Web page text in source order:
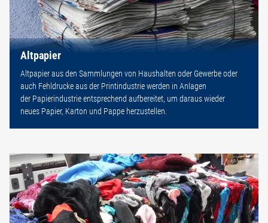
Altpapier
Altpapier aus den Sammlungen von Haushalten oder Gewerbe oder
auch Fehldrucke aus der Printindustrie werden in Anlagen
der Papierindustrie entsprechend aufbereitet, um daraus wieder
neues Papier, Karton und Pappe herzustellen.